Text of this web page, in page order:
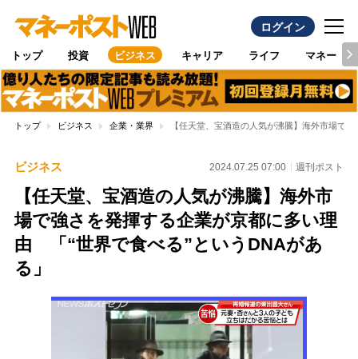
ログイン
トップ 投資 ビジネス キャリア ライフ マネー
トップ ビジネス 企業・業界 【任天堂、宝酒造の人気が沸騰】海外市場で
ビジネス 2024.07.25 07:00 週刊ポスト
【任天堂、宝酒造の人気が沸騰】海外市
場で強さを発揮する企業が京都に多い理
由 「“世界で食べる”というDNAがあ
る」